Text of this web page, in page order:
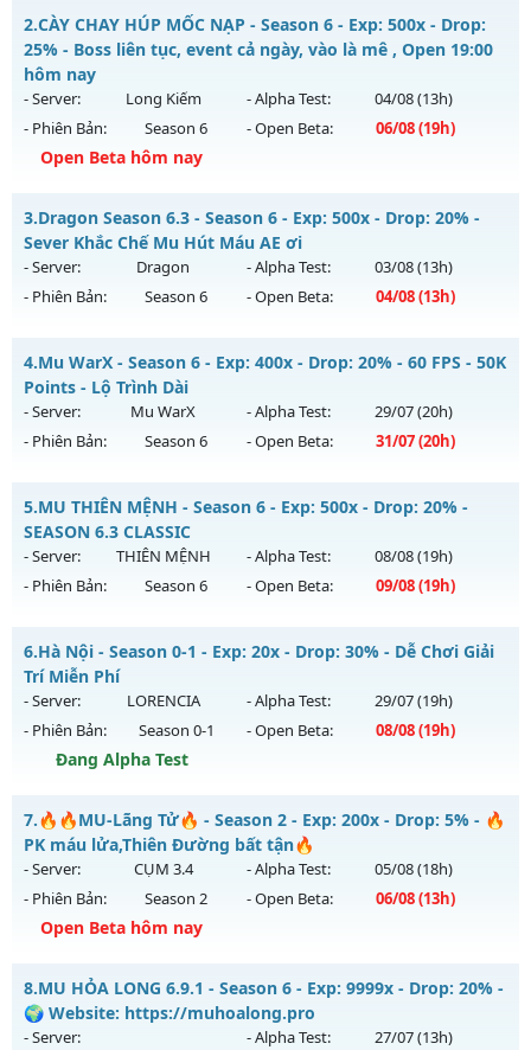
__MU LÃNH CHÚA__ - CHƠI LÀ NGHIỀN
Mu mới ra tháng 08 2026 - Mở máy chủHÀ NỘIvào 08h
ngày 02/08/2626
Exp: 300x - Drop: 20%
Antihack: GoldShield
2.CÀY CHAY HÚP MỐC NẠP - Season 6 - Exp: 500x - Drop:
25% - Boss liên tục, event cả ngày, vào là mê , Open 19:00
hôm nay
- Server: Long Kiếm - Alpha Test: 04/08(13h)
- Phiên Bản:
Season 6 - Open Beta: 06/08(19h)
Open Beta hôm nay
là mê , Open 19:00 hôm nay
Mu mới ra tháng 08 2026 - Mở máy chủ
Long Kiếmvào 19h
ngày 06/08/2626
Kiểu reset: Reset In Game
Thể loại: Mu Nguyên bản Webzen
Antihack: VIP SHIELD
3.Dragon Season 6.3 - Season 6 - Exp: 500x - Drop: 20% -
Sever Khắc Chế Mu Hút Máu AE ơi
- Server: Dragon - Alpha Test: 03/08(13h)
- Phiên Bản:
Season 6 - Open Beta: 04/08(13h)
Mu mới ra tháng 08 2026 - Mở máy chủ
ngày 04/08/2626
Exp: 500x - Drop: 20%
Thể loại: Mu Nguyên bản Webzen
Antihack: Antihack
4.Mu WarX - Season 6 - Exp: 400x - Drop: 20% - 60 FPS - 50K
Points - Lộ Trình Dài
- Server: Mu WarX - Alpha Test: 29/07(20h)
- Phiên Bản:
Season 6 - Open Beta: 31/07(20h)
Mu WarX - 60 FPS - 50K Points - Lộ Trình Dài
Mu mới ra tháng 07 2026 - Mở máy chủ
ngày 31/07/2626
Exp: 400x - Drop: 20%
Thể loại: Mu Custom thêm đồ mới
Antihack: UGK Shield + Phoenix
5.MU THIÊN MỆNH - Season 6 - Exp: 500x - Drop: 20% -
SEASON 6.3 CLASSIC
- Server: THIÊN MỆNH - Alpha Test: 08/08(19h)
- Phiên Bản:
Season 6 - Open Beta: 09/08(19h)
MU THIÊN MỆNH - SEASON 6.3 CLASSIC
Mu mới ra tháng 08 2026 - Mở máy chủ
19h ngày 09/08/2626
Exp: 500x - Drop: 20%
Kiểu reset: Reset In Game
Thể loại: Mu Nguyên bản Webzen
Antihack: Antihack chạy bằng cơm
6.Hà Nội - Season 0-1 - Exp: 20x - Drop: 30% - Dễ Chơi Giải
Trí Miễn Phí
- Server: LORENCIA - Alpha Test: 29/07(19h)
- Phiên Bản:
Season 0-1 - Open Beta: 08/08(19h)
Đang Alpha Test
Hà Nội - Dễ Chơi Giải Trí Miễn Phí
Mu mới ra tháng 08 2026 - Mở máy chủ
ngày 08/08/2626
Exp: 20x - Drop: 30%
Kiểu reset: Reset In Game
Thể loại: Mu Nguyên bản Webzen
Antihack: gold
7.🔥🔥MU-Lãng Tử🔥 - Season 2 - Exp: 200x - Drop: 5% - 🔥
PK máu lửa,Thiên Đường bất tận🔥
- Server: CỤM 3.4 - Alpha Test: 05/08(18h)
- Phiên Bản:
Season 2 - Open Beta: 06/08(13h)
Open Beta hôm nay
🔥🔥MU-Lãng Tử🔥 - 🔥PK máu lửa,Thiên Đường bất tận🔥
Mu mới ra tháng 08 2026 - Mở máy chủ
ngày 06/08/2626
8.MU HỎA LONG 6.9.1 - Season 6 - Exp: 9999x - Drop: 20% -
🌍 Website: https://muhoalong.pro
- Server:
- Alpha Test: 27/07(13h)